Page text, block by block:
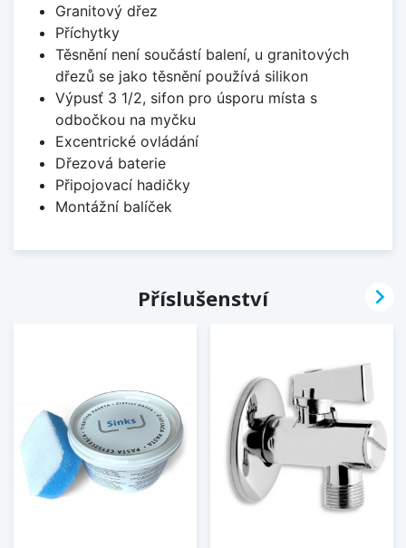
Granitový dřez
Příchytky
Těsnění není součástí balení, u granitových
dřezů se jako těsnění používá silikon
Výpusť 3 1/2, sifon pro úsporu místa s
odbočkou na myčku
Excentrické ovládání
Dřezová baterie
Připojovací hadičky
Montážní balíček
Příslušenství 